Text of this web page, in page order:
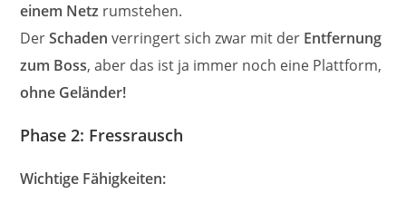
einem Netz rumstehen.
DerSchaden verringert sich zwar mit der Entfernung
zum Boss, aber das ist ja immer noch eine Plattform,
ohne Geländer!
Phase 2: Fressrausch
Wichtige Fähigkeiten: